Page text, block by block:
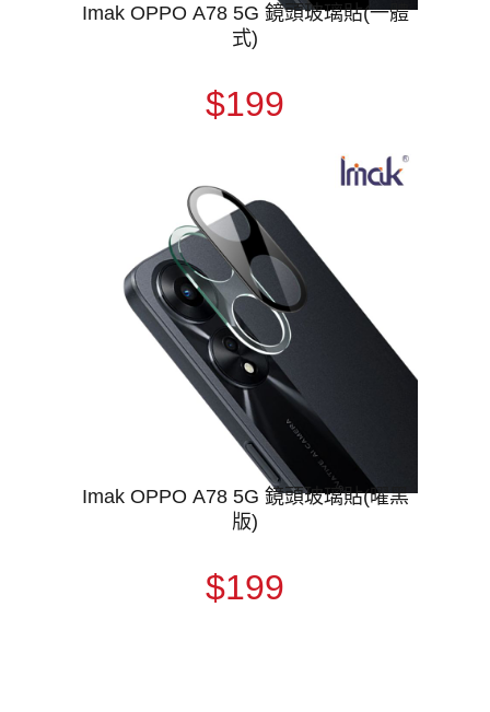
Imak OPPO A78 5G 鏡頭玻璃貼(一體
式)
$199
Imak OPPO A78 5G 鏡頭玻璃貼(曜黑
版)
$199